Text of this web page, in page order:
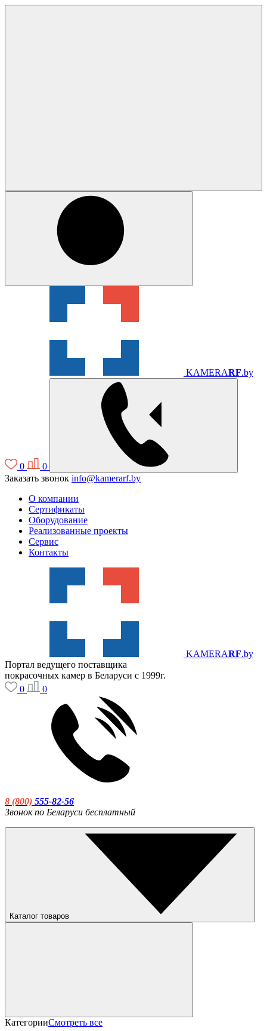
KAMERARF.by
0
0
Заказать звонок info@kamerarf.by
О компании
Сертификаты
Оборудование
Реализованные проекты
Сервис
Контакты
KAMERARF.by
Портал ведущего поставщика
покрасочных камер в Беларуси с 1999г.
0
0
8 (800) 555-82-56
Звонок по Беларуси бесплатный
Каталог товаров
КатегорииСмотреть все